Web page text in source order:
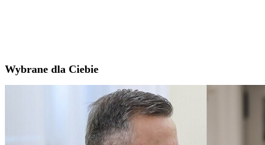
Wybrane dla Ciebie